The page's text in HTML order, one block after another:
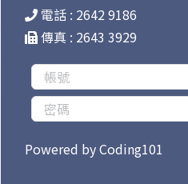
電話 : 2642 9186
傳真 : 2643 3929
Powered byCoding101